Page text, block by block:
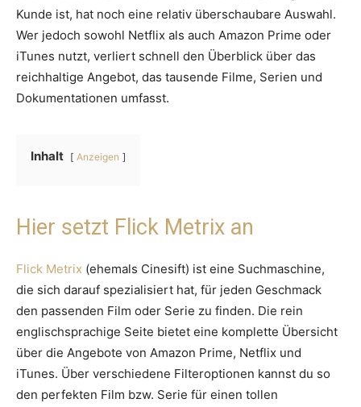
Kunde ist, hat noch eine relativ überschaubare Auswahl.
Wer jedoch sowohl Netflix als auch Amazon Prime oder
iTunes nutzt, verliert schnell den Überblick über das
reichhaltige Angebot, das tausende Filme, Serien und
Dokumentationen umfasst.
Inhalt Anzeigen
Hier setzt Flick Metrix an
Flick Metrix (ehemals Cinesift) ist eine Suchmaschine,
die sich darauf spezialisiert hat, für jeden Geschmack
den passenden Film oder Serie zu finden. Die rein
englischsprachige Seite bietet eine komplette Übersicht
über die Angebote von Amazon Prime, Netflix und
iTunes. Über verschiedene Filteroptionen kannst du so
den perfekten Film bzw. Serie für einen tollen